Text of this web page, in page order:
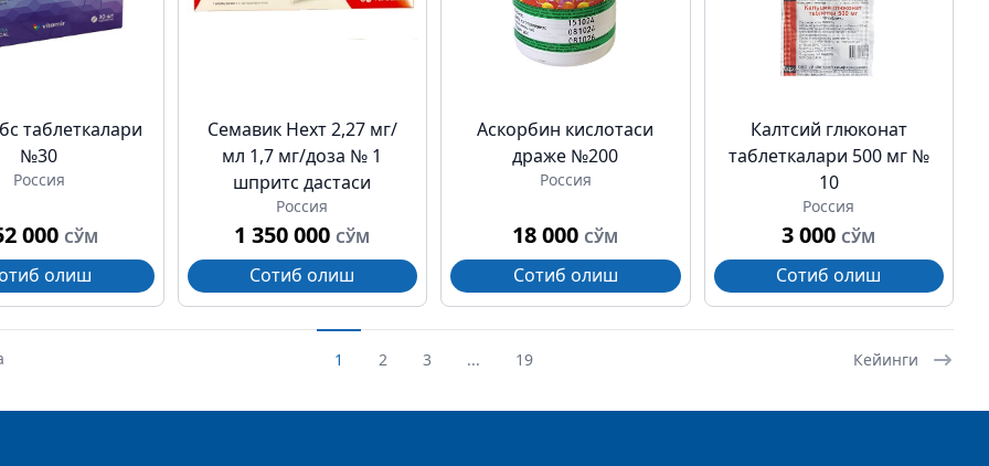
таблеткалари
№30
Россия
000 СЎМ
олиш
Семавик Нехт 2,27 мг/
мл 1,7 мг/доза № 1
шпритс дастаси
Россия
1 350 000 СЎМ
Сотиб олиш
Аскорбин кислотаси
драже №200
Россия
18 000 СЎМ
Сотиб олиш
Калтсий глюконат
таблеткалари 500 мг №
10
Россия
3 000 СЎМ
Сотиб олиш
1 2 3 ... 19 Кейинги